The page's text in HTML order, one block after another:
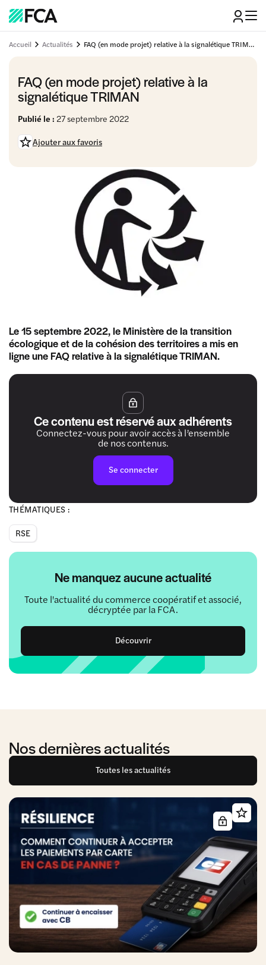
Accueil Actualités FAQ (en mode projet) relative à la signalétique TRIMAN
FAQ (en mode projet) relative à la
signalétique TRIMAN
Publié le : 27 septembre 2022
Ajouter aux favoris
THÉMATIQUES :
RSE
Ne manquez aucune actualité
Toute l'actualité du commerce coopératif et associé,
décryptée par la FCA.
Découvrir
Le 15 septembre 2022, le Ministère de la transition
écologique et de la cohésion des territoires a mis en
ligne une FAQ relative à la signalétique TRIMAN.
Ce contenu est réservé aux adhérents
Connectez-vous pour avoir accès à l’ensemble
de nos contenus.
Se connecter
Nos dernières actualités
Toutes les actualités